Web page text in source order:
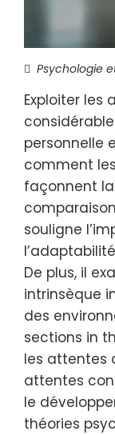
Psychologie
Exploiter les
personnelle
comment
façonnent
souligne
De plus, il
intrinsèque
des
sections in
les attentes
attentes
le
théories